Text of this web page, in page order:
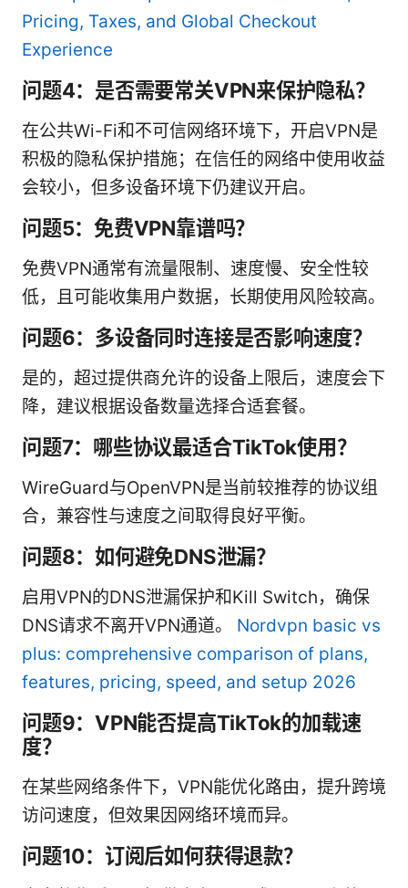
Pricing, Taxes, and Global Checkout
Experience
问题4：是否需要常关VPN来保护隐私？
在公共Wi-Fi和不可信网络环境下，开启VPN是
积极的隐私保护措施；在信任的网络中使用收益
会较小，但多设备环境下仍建议开启。
问题5：免费VPN靠谱吗？
免费VPN通常有流量限制、速度慢、安全性较
低，且可能收集用户数据，长期使用风险较高。
问题6：多设备同时连接是否影响速度？
是的，超过提供商允许的设备上限后，速度会下
降，建议根据设备数量选择合适套餐。
问题7：哪些协议最适合TikTok使用？
WireGuard与OpenVPN是当前较推荐的协议组
合，兼容性与速度之间取得良好平衡。
问题8：如何避免DNS泄漏？
启用VPN的DNS泄漏保护和Kill Switch，确保
DNS请求不离开VPN通道。 Nordvpn basic vs
plus: comprehensive comparison of plans,
features, pricing, speed, and setup 2026
问题9：VPN能否提高TikTok的加载速
度？
在某些网络条件下，VPN能优化路由，提升跨境
访问速度，但效果因网络环境而异。
问题10：订阅后如何获得退款？